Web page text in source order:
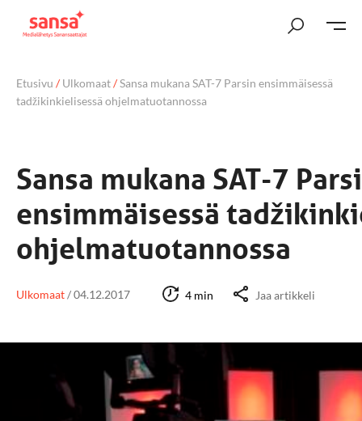
Etusivu /Ulkomaat/Sansa mukana SAT-7 Parsin ensimmäisessä
tadžikinkielisessä ohjelmatuotannossa
Sansa mukana SAT-7
ensimmäisessä
ohjelmatuotannossa
Ulkomaat/04.12.2017 4 min Jaa artikkeli